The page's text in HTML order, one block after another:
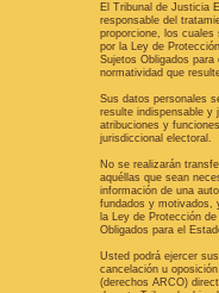
El Tribunal de Justicia
responsable del
proporcione, los cuales
por la Ley de
Sujetos Obligados
normatividad que
Sus datos personales
resulte indispensable y
atribuciones y
jurisdiccional electoral.
No se realizarán
aquéllas que sean
información de una
fundados y motivados,
la Ley de Protección
Obligados para el
Usted podrá ejercer
cancelación u
(derechos ARCO)